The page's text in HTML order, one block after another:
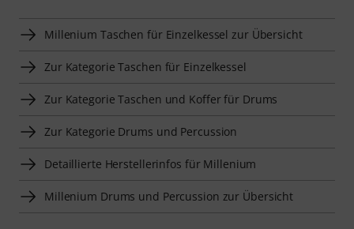
Millenium Taschen für Einzelkessel zur Übersicht
Zur Kategorie Taschen für Einzelkessel
Zur Kategorie Taschen und Koffer für Drums
Zur Kategorie Drums und Percussion
Detaillierte Herstellerinfos für Millenium
Millenium Drums und Percussion zur Übersicht